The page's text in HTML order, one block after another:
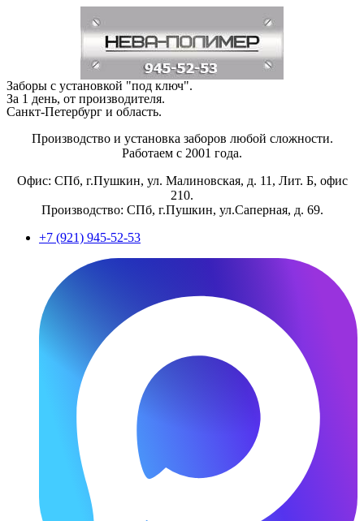
Заборы с установкой "под ключ".
За 1 день, от производителя.
Санкт-Петербург и область.
Производство и установка заборов любой сложности.
Работаем с 2001 года.
Офис: СПб, г.Пушкин, ул. Малиновская, д. 11, Лит. Б, офис
210.
Производство: СПб, г.Пушкин, ул.Саперная, д. 69.
+7 (921) 945-52-53